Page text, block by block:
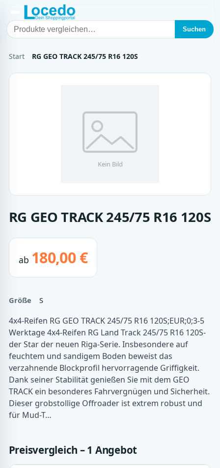
Suchen
Start RG GEO TRACK 245/75 R16 120S
RG GEO TRACK 245/75 R16 120S
ab 180,00 €
Größe S
4x4-Reifen RG GEO TRACK 245/75 R16 120S;EUR;0;3-5
Werktage 4x4-Reifen RG Land Track 245/75 R16 120S-
der Star der neuen Riga-Serie. Insbesondere auf
feuchtem und sandigem Boden beweist das
verzahnende Blockprofil hervorragende Griffigkeit.
Dank seiner Stabilität genießen Sie mit dem GEO
TRACK ein besonderes Fahrvergnügen und Sicherheit.
Dieser grobstollige Offroader ist extrem robust und
für Mud-T…
Preisvergleich – 1 Angebot